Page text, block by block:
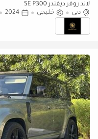
لاند روفر ديفندر SE P300
دبي
خليجي 2024